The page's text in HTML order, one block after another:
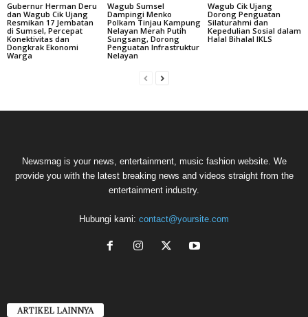
Gubernur Herman Deru
dan Wagub Cik Ujang
Resmikan 17 Jembatan
di Sumsel, Percepat
Konektivitas dan
Dongkrak Ekonomi
Warga
Wagub Sumsel
Dampingi Menko
Polkam Tinjau Kampung
Nelayan Merah Putih
Sungsang, Dorong
Penguatan Infrastruktur
Nelayan
Wagub Cik Ujang
Dorong Penguatan
Silaturahmi dan
Kepedulian Sosial dalam
Halal Bihalal IKLS
Newsmag is your news, entertainment, music fashion website. We
provide you with the latest breaking news and videos straight from the
entertainment industry.
Hubungi kami: contact@yoursite.com
ARTIKEL LAINNYA